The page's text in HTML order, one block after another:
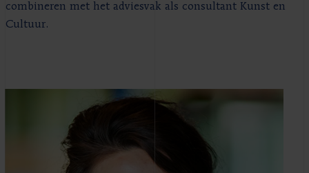
combineren met het adviesvak als consultant Kunst en
Cultuur.